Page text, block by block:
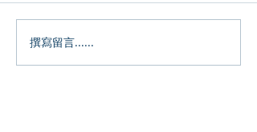
撰寫留言......